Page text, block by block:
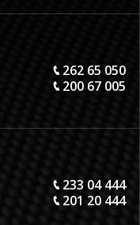
262 65 050
200 67 005
233 04 444
201 20 444